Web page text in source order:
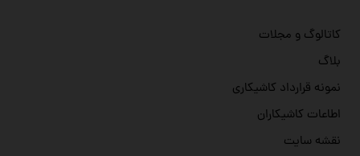
کاتالوگ و مجلات
بلاگ
نمونه قرارداد کاشیکاری
اطاعات کاشیکاران
نقشه سایت